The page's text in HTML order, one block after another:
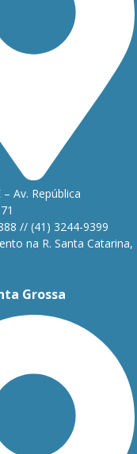
– Av. República
// (41) 3244-9399
na R. Santa Catarina,
Grossa